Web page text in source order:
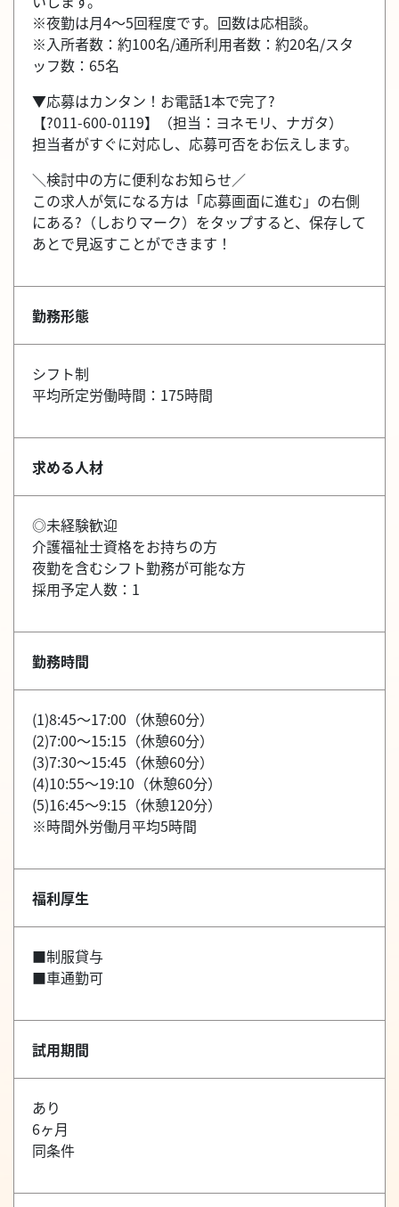
※夜勤は月4～5回程度です。回数は応相談。
※入所者数：約100名/通所利用者数：約20名/スタ
ッフ数：65名
▼応募はカンタン！お電話1本で完了?
【?011-600-0119】（担当：ヨネモリ、ナガタ）
担当者がすぐに対応し、応募可否をお伝えします。
＼検討中の方に便利なお知らせ／
この求人が気になる方は「応募画面に進む」の右側
にある?（しおりマーク）をタップすると、保存して
あとで見返すことができます！
勤務形態
シフト制
平均所定労働時間：175時間
求める人材
◎未経験歓迎
介護福祉士資格をお持ちの方
夜勤を含むシフト勤務が可能な方
採用予定人数：1
勤務時間
(1)8:45～17:00（休憩60分）
(2)7:00～15:15（休憩60分）
(3)7:30～15:45（休憩60分）
(4)10:55～19:10（休憩60分）
(5)16:45～9:15（休憩120分）
※時間外労働月平均5時間
福利厚生
■制服貸与
■車通勤可
試用期間
あり
6ヶ月
同条件